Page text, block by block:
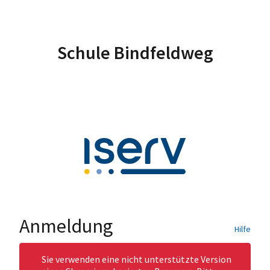
Schule Bindfeldweg
Anmeldung Hilfe
Sie verwenden eine nicht unterstützte Version